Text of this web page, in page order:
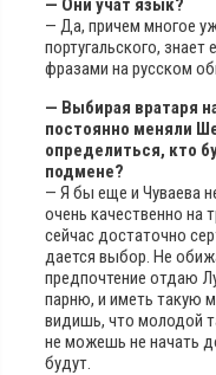
— Они учат язык?
— Да, причем многое
португальского,
фразами на русском
— Выбирая вратаря
постоянно меняли
определиться, кто
подмене?
— Я бы еще и Чуваева
очень качественно на
сейчас достаточно
дается выбор. Не
предпочтение отдаю
парню, и иметь такую
видишь, что молодой
не можешь не начать
будут.